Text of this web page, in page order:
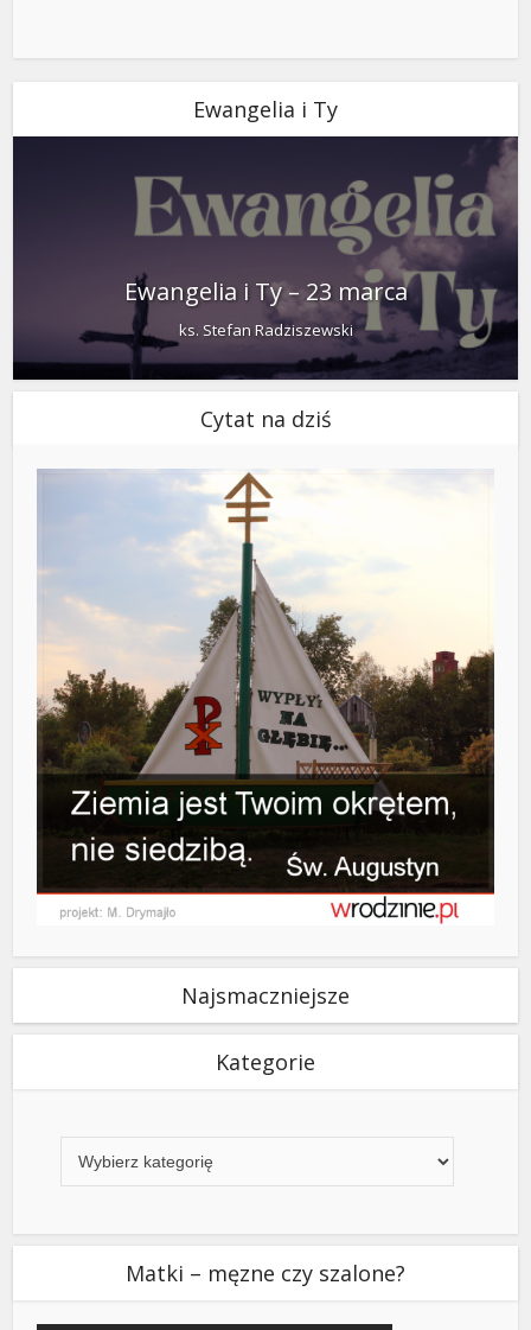
Ewangelia i Ty
Ewangelia i Ty – 23 marca
ks. Stefan Radziszewski
Cytat na dziś
Najsmaczniejsze
Kategorie
Matki – męzne czy szalone?